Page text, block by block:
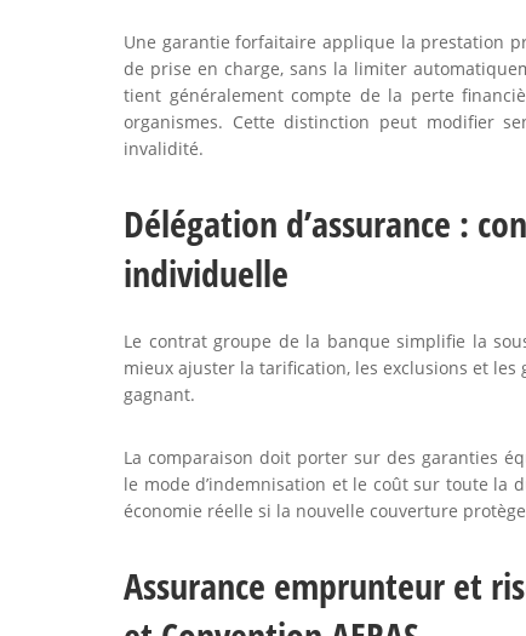
Une garantie forfaitaire applique la prestation
de prise en charge, sans la limiter
tient généralement compte de la perte
organismes. Cette distinction peut modifier
invalidité.
Délégation d’assurance :
individuelle
Le contrat groupe de la banque simplifie la
mieux ajuster la tarification, les exclusions et
gagnant.
La comparaison doit porter sur des garanties
le mode d’indemnisation et le coût sur toute la
économie réelle si la nouvelle couverture
Assurance emprunteur et